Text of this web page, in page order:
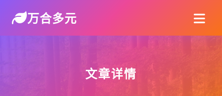
万合多元
文章详情